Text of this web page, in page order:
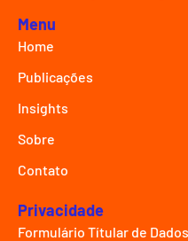
Menu
Home
Publicações
Insights
Sobre
Contato
Privacidade
Formulário Títular de Dados